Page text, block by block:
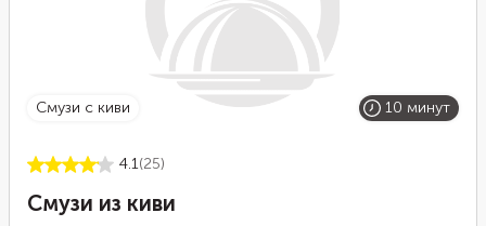
смузи с киви 10 минут
4.1(25)
Смузи из киви